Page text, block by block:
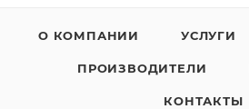
О КОМПАНИИ УСЛУГИ
ПРОИЗВОДИТЕЛИ
КОНТАКТЫ